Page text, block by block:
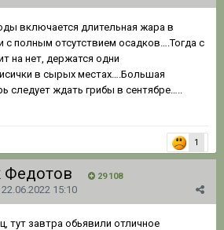
включается длительная жара в
с полным отсутствием осадков….Тогда с
на нет, держатся одни
в сырых местах….Большая
следует ждать грибы в сентябре…..
1
Федотов 29 108
22.06.2022 15:10
тут завтра обьявили отличное